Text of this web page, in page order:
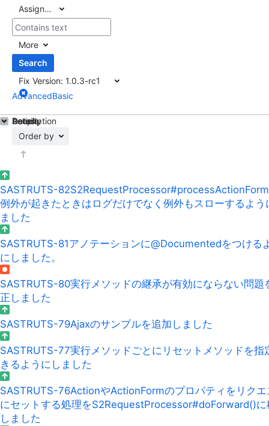
Assignee:
All
More
Search
Fix Version: 1.0.3-rc1
AdvancedBasic
Order by
SASTRUTS-82
例外が起きたときはログだけでなく例外もスローするよう
ました
SASTRUTS-81アノテーションに@Documentedをつける
にしました。
SASTRUTS-80実行メソッドの継承が有効にならない問題
正しました
SASTRUTS-79Ajaxのサンプルを追加しました
SASTRUTS-77実行メソッドごとにリセットメソッドを指
きるようにしました
SASTRUTS-76ActionやActionFormのプロパティをリクエ
にセットする処理をS2RequestProcessor#doForward()に
しました
Details
Description
Activity
People
Dates